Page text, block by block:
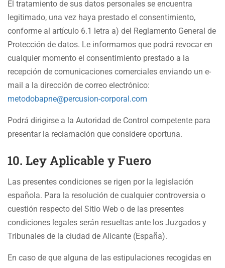
El tratamiento de sus datos personales se encuentra
legitimado, una vez haya prestado el consentimiento,
conforme al artículo 6.1 letra a) del Reglamento General de
Protección de datos. Le informamos que podrá revocar en
cualquier momento el consentimiento prestado a la
recepción de comunicaciones comerciales enviando un e-
mail a la dirección de correo electrónico:
metodobapne@percusion-corporal.com
Podrá dirigirse a la Autoridad de Control competente para
presentar la reclamación que considere oportuna.
10. Ley Aplicable y Fuero
Las presentes condiciones se rigen por la legislación
española. Para la resolución de cualquier controversia o
cuestión respecto del Sitio Web o de las presentes
condiciones legales serán resueltas ante los Juzgados y
Tribunales de la ciudad de Alicante (España).
En caso de que alguna de las estipulaciones recogidas en